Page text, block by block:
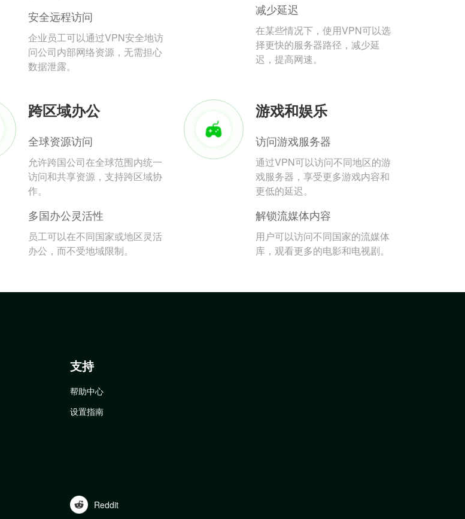
安全远程访问
企业员工可以通过VPN安全地访
问公司内部网络资源，无需担心
数据泄露。
减少延迟
在某些情况下，使用VPN可以选
择更快的服务器路径，减少延
迟，提高网速。
跨区域办公
全球资源访问
允许跨国公司在全球范围内统一
访问和共享资源，支持跨区域协
作。
多国办公灵活性
员工可以在不同国家或地区灵活
办公，而不受地域限制。
游戏和娱乐
访问游戏服务器
通过VPN可以访问不同地区的游
戏服务器，享受更多游戏内容和
更低的延迟。
解锁流媒体内容
用户可以访问不同国家的流媒体
库，观看更多的电影和电视剧。
支持
帮助中心
设置指南
Reddit